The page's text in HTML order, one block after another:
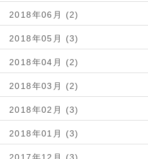
2018年06月 (2)
2018年05月 (3)
2018年04月 (2)
2018年03月 (2)
2018年02月 (3)
2018年01月 (3)